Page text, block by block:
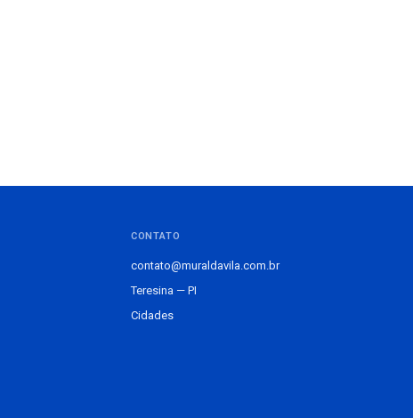
CONTATO
contato@muraldavila.com.br
Teresina — PI
Cidades